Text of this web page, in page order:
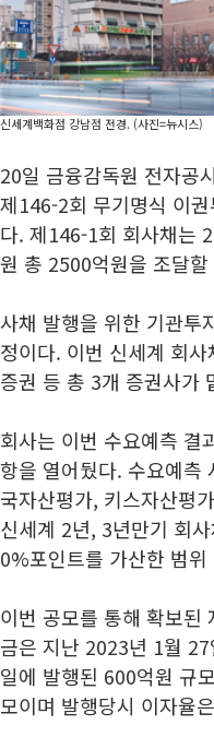
신세계백화점 강남점 전경. (사진=뉴시스)
20일 금융감독원 전자공
제146-2회 무기명식 이
다. 제146-1회 회사채는
원 총 2500억원을 조달할
사채 발행을 위한 기관투
정이다. 이번 신세계 회
증권 등 총 3개 증권사가
회사는 이번 수요예측 결
항을 열어뒀다. 수요예측
국자산평가, 키스자산평
신세계 2년, 3년만기 회
0%포인트를 가산한 범
이번 공모를 통해 확보된
금은 지난 2023년 1월
일에 발행된 600억원 규
모이며 발행당시 이자율